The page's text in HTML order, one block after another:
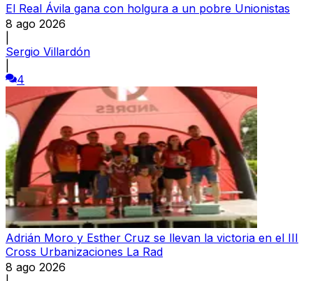
El Real Ávila gana con holgura a un pobre Unionistas
8 ago 2026
Sergio Villardón
4
Adrián Moro y Esther Cruz se llevan la victoria en el III
Cross Urbanizaciones La Rad
8 ago 2026